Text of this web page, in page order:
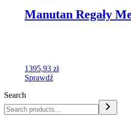
Manutan Regały
1395,93 zł
Sprawdź
Search